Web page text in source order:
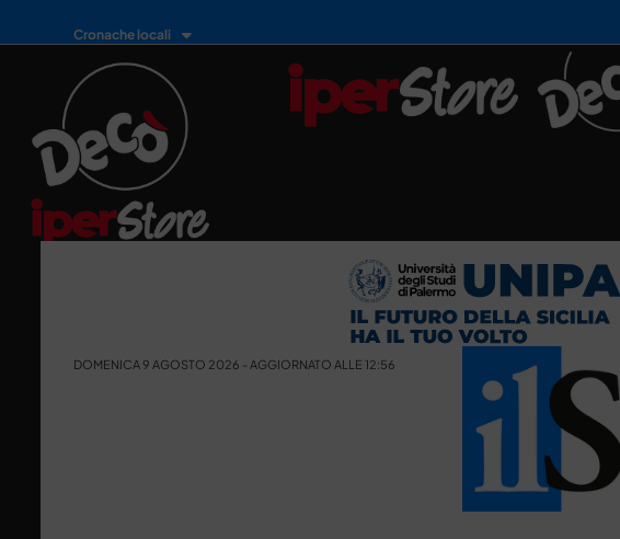
Cronache locali
DOMENICA 9 AGOSTO 2026 - AGGIORNATO ALLE 12:56